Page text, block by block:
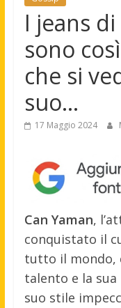
I jeans
sono
che si
suo…
17 Maggio 2024
Can Yaman,
conquistato il
tutto il mondo,
talento e la sua
suo stile